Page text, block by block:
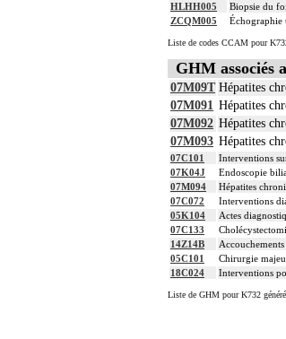
HLHH005
Biopsie du
ZCQM005
Échographie
Liste de codes CCAM pour
GHM associés
07M09T Hépatites
07M091 Hépatites
07M092 Hépatites
07M093 Hépatites
07C101
Interventions
07K04J
Endoscopie
07M094
Hépatites
07C072
Interventions
05K104
Actes
07C133
14Z14B
05C101
Chirurgie
18C024
Interventions
Liste de GHM pour K732